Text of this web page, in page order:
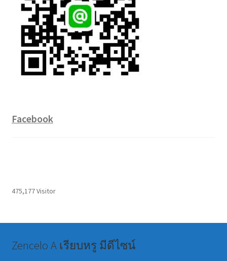
Facebook
475,177 Visitor
Zencelo A เรียบหรู มีดีไซน์